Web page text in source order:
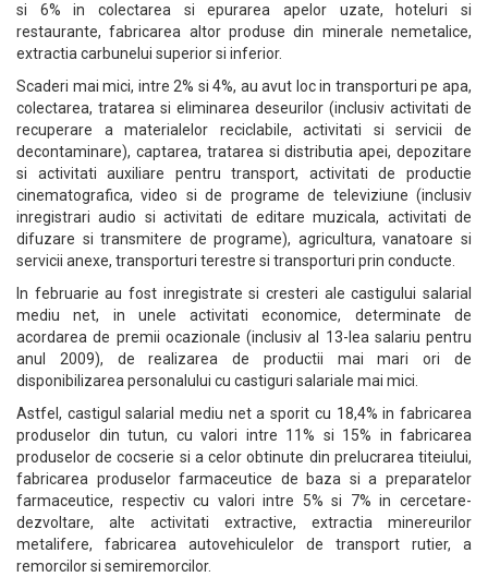
si 6% in colectarea si epurarea apelor uzate, hoteluri si
restaurante, fabricarea altor produse din minerale nemetalice,
extractia carbunelui superior si inferior.
Scaderi mai mici, intre 2% si 4%, au avut loc in transporturi pe apa,
colectarea, tratarea si eliminarea deseurilor (inclusiv activitati de
recuperare a materialelor reciclabile, activitati si servicii de
decontaminare), captarea, tratarea si distributia apei, depozitare
si activitati auxiliare pentru transport, activitati de productie
cinematografica, video si de programe de televiziune (inclusiv
inregistrari audio si activitati de editare muzicala, activitati de
difuzare si transmitere de programe), agricultura, vanatoare si
servicii anexe, transporturi terestre si transporturi prin conducte.
In februarie au fost inregistrate si cresteri ale castigului salarial
mediu net, in unele activitati economice, determinate de
acordarea de premii ocazionale (inclusiv al 13-lea salariu pentru
anul 2009), de realizarea de productii mai mari ori de
disponibilizarea personalului cu castiguri salariale mai mici.
Astfel, castigul salarial mediu net a sporit cu 18,4% in fabricarea
produselor din tutun, cu valori intre 11% si 15% in fabricarea
produselor de cocserie si a celor obtinute din prelucrarea titeiului,
fabricarea produselor farmaceutice de baza si a preparatelor
farmaceutice, respectiv cu valori intre 5% si 7% in cercetare-
dezvoltare, alte activitati extractive, extractia minereurilor
metalifere, fabricarea autovehiculelor de transport rutier, a
remorcilor si semiremorcilor.